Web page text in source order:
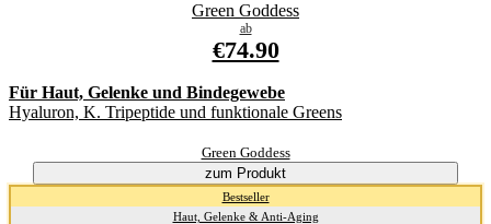
Green Goddess
ab
€74.90
Für Haut, Gelenke und Bindegewebe
Hyaluron, K. Tripeptide und funktionale Greens
Green Goddess
zum Produkt
Bestseller
Haut, Gelenke & Anti-Aging